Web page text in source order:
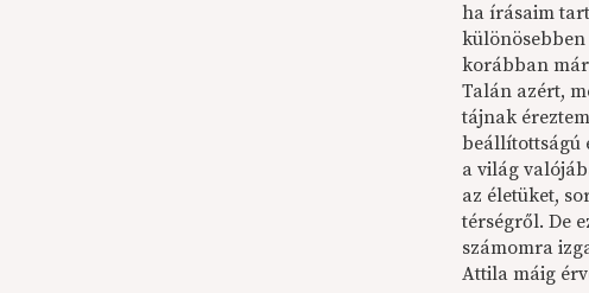
ha írásaim
korábban már
Talán azért,
tájnak
beállítottságú
a világ
az életüket,
térségről. De
számomra
Attila máig